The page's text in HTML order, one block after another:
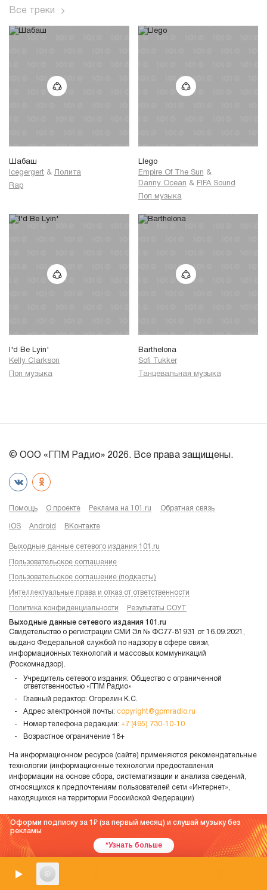
Все треки
Шабаш
Icegergert & Лолита
Rap
Llego
Empire Of The Sun &
Danny Ocean & FIFA Sound
Поп музыка
I'd Be Lyin'
Kelly Clarkson
Поп музыка
Barthelona
Sofi Tukker
Танцевальная музыка
© ООО «ГПМ Радио» 2026. Все права защищены.
Помощь О проекте Реклама на 101.ru Обратная связь
iOS Android ВКонтакте
Выходные данные сетевого издания 101.ru
Пользовательское соглашение
Пользовательское соглашение (подкасты)
Интеллектуальные права и отказ от ответственности
Политика конфиденциальности Результаты СОУТ
Выходные данные сетевого издания 101.ru
Свидетельство о регистрации СМИ Эл № ФС77-81931 от 16.09.2021,
выдано Федеральной службой по надзору в сфере связи,
информационных технологий и массовых коммуникаций
(Роскомнадзор).
Учредитель сетевого издания: Общество с ограниченной
ответственностью «ГПМ Радио»
Главный редактор: Огорелин К.С.
Адрес электронной почты: copyright@gpmradio.ru
Номер телефона редакции: +7 (495) 730-10-10
Возрастное ограничение 18+
На информационном ресурсе (сайте) применяются рекомендательные
технологии (информационные технологии предоставления
информации на основе сбора, систематизации и анализа сведений,
относящихся к предпочтениям пользователей сети «Интернет»,
находящихся на территории Российской Федерации)
Оформи подписку за 1
(за первый месяц) и слушай музыку без
рекламы
*Узнать больше